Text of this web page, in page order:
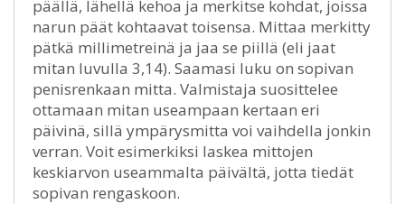
päällä, lähellä kehoa ja merkitse kohdat, joissa
narun päät kohtaavat toisensa. Mittaa merkitty
pätkä millimetreinä ja jaa se piillä (eli jaat
mitan luvulla 3,14). Saamasi luku on sopivan
penisrenkaan mitta. Valmistaja suosittelee
ottamaan mitan useampaan kertaan eri
päivinä, sillä ympärysmitta voi vaihdella jonkin
verran. Voit esimerkiksi laskea mittojen
keskiarvon useammalta päivältä, jotta tiedät
sopivan rengaskoon.